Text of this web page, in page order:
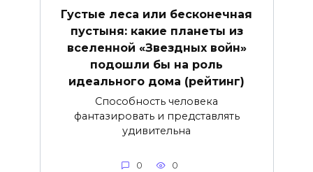
Густые леса или бесконечная
пустыня: какие планеты из
вселенной «Звездных войн»
подошли бы на роль
идеального дома (рейтинг)
Способность человека
фантазировать и представлять
удивительна
0 0